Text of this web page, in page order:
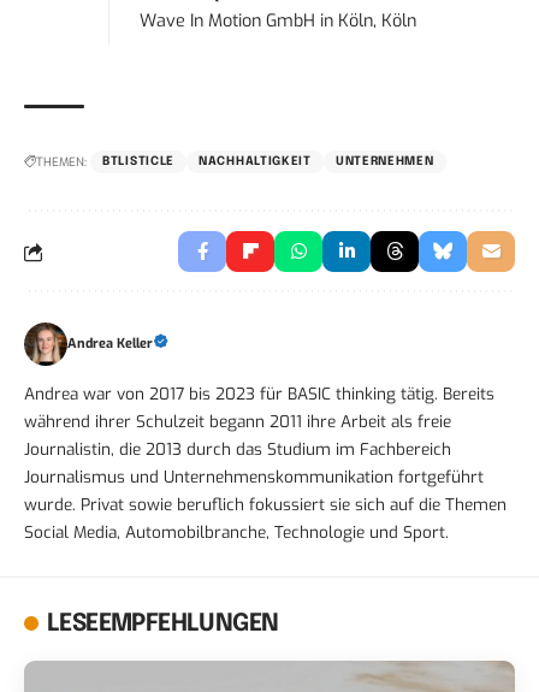
Wave In Motion GmbH in Köln, Köln
THEMEN: BTLISTICLE NACHHALTIGKEIT UNTERNEHMEN
Andrea Keller
Andrea war von 2017 bis 2023 für BASIC thinking tätig. Bereits
während ihrer Schulzeit begann 2011 ihre Arbeit als freie
Journalistin, die 2013 durch das Studium im Fachbereich
Journalismus und Unternehmenskommunikation fortgeführt
wurde. Privat sowie beruflich fokussiert sie sich auf die Themen
Social Media, Automobilbranche, Technologie und Sport.
LESEEMPFEHLUNGEN